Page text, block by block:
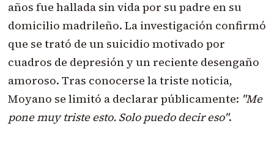
años fue hallada sin vida por su padre en su
domicilio madrileño. La investigación confirmó
que se trató de un suicidio motivado por
cuadros de depresión y un reciente desengaño
amoroso. Tras conocerse la triste noticia,
Moyano se limitó a declarar públicamente: "Me
pone muy triste esto. Solo puedo decir eso".